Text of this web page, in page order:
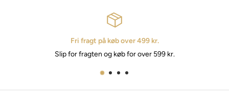
Fri fragt på køb over 499 kr.
Slip for fragten og køb for over 599 kr.